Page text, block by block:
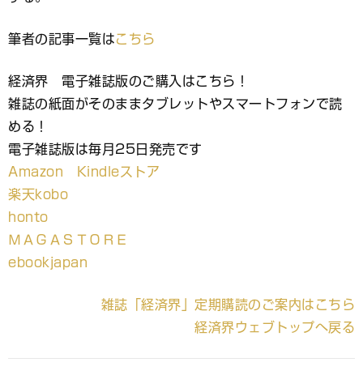
筆者の記事一覧はこちら
経済界 電子雑誌版のご購入はこちら！
雑誌の紙面がそのままタブレットやスマートフォンで読
める！
電子雑誌版は毎月25日発売です
Amazon Kindleストア
楽天kobo
honto
ＭＡＧＡＳＴＯＲＥ
ebookjapan
雑誌「経済界」定期購読のご案内はこちら
経済界ウェブトップへ戻る